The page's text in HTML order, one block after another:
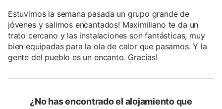
Estuvimos la semana pasada un grupo grande de
jóvenes y salimos encantados! Maximiliano te da un
trato cercano y las instalaciones son fantásticas, muy
bien equipadas para la ola de calor que pasamos. Y la
gente del pueblo es un encanto. Gracias!
¿No has encontrado el alojamiento que